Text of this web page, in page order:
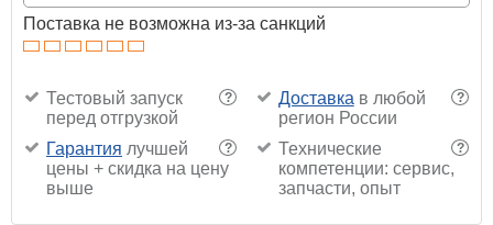
Поставка не возможна из-за санкций
?
Тестовый запуск
перед отгрузкой
?
Доставка в любой
регион России
?
Гарантия лучшей
цены + скидка на цену
выше
?
Технические
компетенции: сервис,
запчасти, опыт